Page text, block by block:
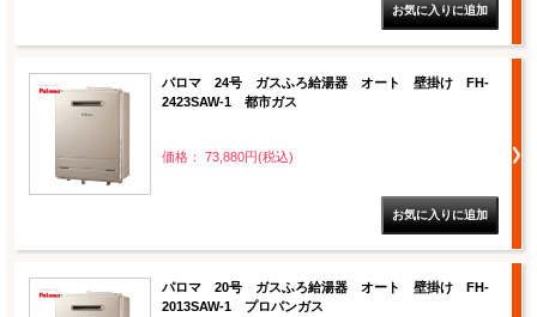
パロマ 24号 ガスふろ給湯器 オート 壁掛け FH-
2423SAW-1 都市ガス
価格： 73,880円(税込)
パロマ 20号 ガスふろ給湯器 オート 壁掛け FH-
2013SAW-1 プロパンガス